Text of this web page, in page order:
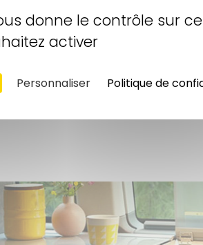
donne le contrôle sur
activer
Personnaliser Politique de